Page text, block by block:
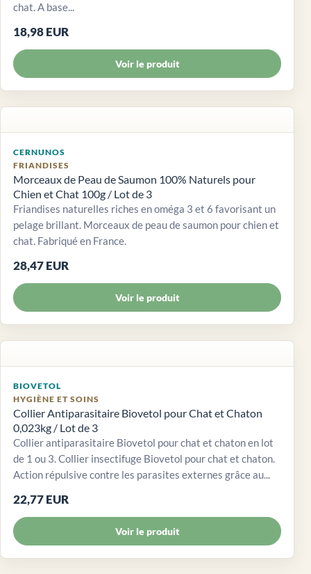
chat. A base...
18,98 EUR
Voir le produit
CERNUNOS
FRIANDISES
Morceaux de Peau de Saumon 100% Naturels pour
Chien et Chat 100g / Lot de 3
Friandises naturelles riches en oméga 3 et 6 favorisant un
pelage brillant. Morceaux de peau de saumon pour chien et
chat. Fabriqué en France.
28,47 EUR
Voir le produit
BIOVETOL
HYGIÈNE ET SOINS
Collier Antiparasitaire Biovetol pour Chat et Chaton
0,023kg / Lot de 3
Collier antiparasitaire Biovetol pour chat et chaton en lot
de 1 ou 3. Collier insectifuge Biovetol pour chat et chaton.
Action répulsive contre les parasites externes grâce au...
22,77 EUR
Voir le produit